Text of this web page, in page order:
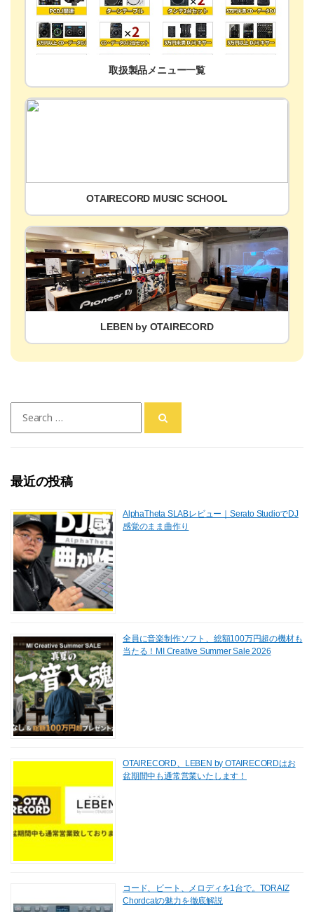
取扱製品メニュー一覧
OTAIRECORD MUSIC SCHOOL
LEBEN by OTAIRECORD
for:
最近の投稿
AlphaTheta SLABレビュー｜Serato StudioでDJ
感覚のまま曲作り
全員に音楽制作ソフト、総額100万円超の機材も
当たる！MI Creative Summer Sale 2026
OTAIRECORD、LEBEN by OTAIRECORDはお
盆期間中も通常営業いたします！
コード、ビート、メロディを1台で。TORAIZ
Chordcatの魅力を徹底解説